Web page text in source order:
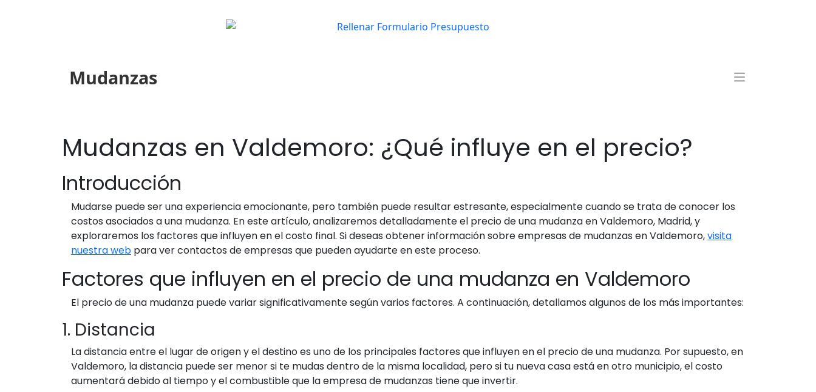
Mudanzas
Mudanzas en Valdemoro: ¿Qué influye en el precio?
Introducción
Mudarse puede ser una experiencia emocionante, pero también puede resultar estresante, especialmente cuando se trata de conocer los
costos asociados a una mudanza. En este artículo, analizaremos detalladamente el precio de una mudanza en Valdemoro, Madrid, y
exploraremos los factores que influyen en el costo final. Si deseas obtener información sobre empresas de mudanzas en Valdemoro,visita
nuestra web para ver contactos de empresas que pueden ayudarte en este proceso.
Factores que influyen en el precio de una mudanza en Valdemoro
El precio de una mudanza puede variar significativamente según varios factores. A continuación, detallamos algunos de los más importantes:
1. Distancia
La distancia entre el lugar de origen y el destino es uno de los principales factores que influyen en el precio de una mudanza. Por supuesto, en
Valdemoro, la distancia puede ser menor si te mudas dentro de la misma localidad, pero si tu nueva casa está en otro municipio, el costo
aumentará debido al tiempo y el combustible que la empresa de mudanzas tiene que invertir.